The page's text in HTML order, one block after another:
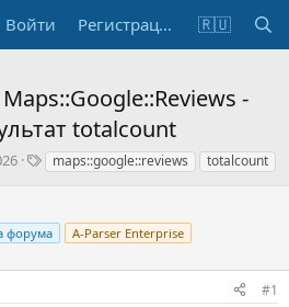
Войти Регистрация 🇷🇺
-
totalcount
Т
и
maps::google::reviews totalcount
форума A-Parser Enterprise
#1